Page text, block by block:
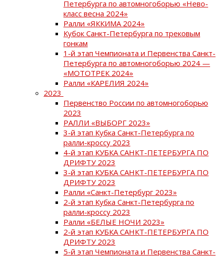
Петербурга по автомногоборью «Нево-
класс весна 2024»
Ралли «ЯККИМА 2024»
Кубок Санкт-Петербурга по трековым
гонкам
1-й этап Чемпионата и Первенства Санкт-
Петербурга по автомногоборью 2024 —
«МОТОТРЕК 2024»
Ралли «КАРЕЛИЯ 2024»
2023
Первенство России по автомногоборью
2023
РАЛЛИ «ВЫБОРГ 2023»
3-й этап Кубка Санкт-Петербурга по
ралли-кроссу 2023
4-й этап КУБКА САНКТ-ПЕТЕРБУРГА ПО
ДРИФТУ 2023
3-й этап КУБКА САНКТ-ПЕТЕРБУРГА ПО
ДРИФТУ 2023
Ралли «Санкт-Петербург 2023»
2-й этап Кубка Санкт-Петербурга по
ралли-кроссу 2023
Ралли «БЕЛЫЕ НОЧИ 2023»
2-й этап КУБКА САНКТ-ПЕТЕРБУРГА ПО
ДРИФТУ 2023
5-й этап Чемпионата и Первенства Санкт-